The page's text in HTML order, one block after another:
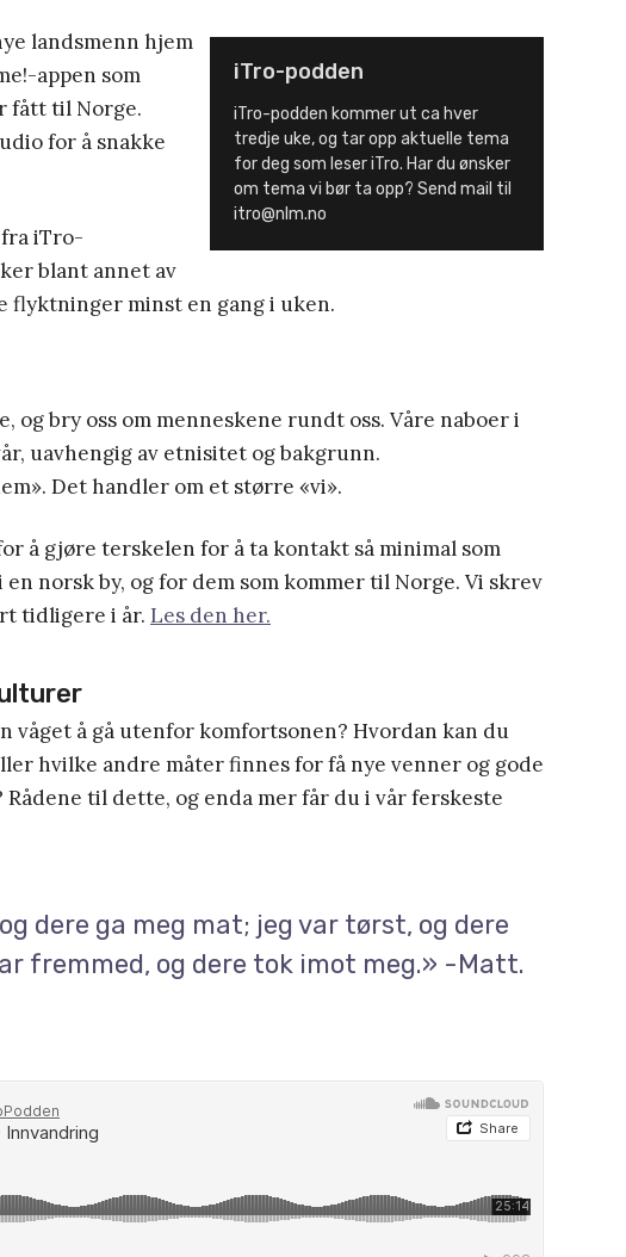
iTro-podden
iTro-podden kommer ut ca hver
tredje uke, og tar opp aktuelle tema
for deg som leser iTro. Har du ønsker
om tema vi bør ta opp? Send mail til
itro@nlm.no
landsmenn hjem
appen som
fått til Norge.
for å snakke
iTro-
blant annet av
flyktninger minst en gang i uken.
og bry oss om menneskene rundt oss. Våre naboer i
uavhengig av etnisitet og bakgrunn.
Det handler om et større «vi».
å gjøre terskelen for å ta kontakt så minimal som
norsk by, og for dem som kommer til Norge. Vi skrev
tidligere i år. Les den her.
våget å gå utenfor komfortsonen? Hvordan kan du
hvilke andre måter finnes for få nye venner og gode
til dette, og enda mer får du i vår ferskeste
dere ga meg mat; jeg var tørst, og dere
fremmed, og dere tok imot meg.» -Matt.